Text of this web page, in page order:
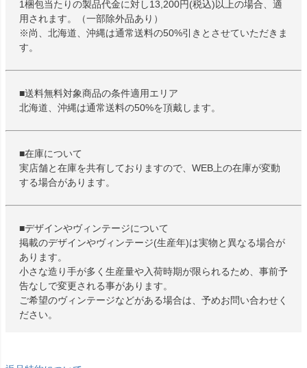
1梱包当たりの製品代金に対し13,200円(税込)以上の場合、適
用されます。（一部除外品あり）
※尚、北海道、沖縄は通常送料の50%引きとさせていただきま
す。
■送料無料対象商品の条件適用エリア
北海道、沖縄は通常送料の50%を頂戴します。
■在庫について
実店舗と在庫を共有しておりますので、WEB上の在庫が変動
する場合があります。
■デザインやヴィンテージについて
掲載のデザインやヴィンテージ(生産年)は実物と異なる場合が
あります。
小さな造り手が多く生産量や入荷時期が限られるため、事前予
告なしで変更される事があります。
ご希望のヴィンテージなどがある場合は、予めお問い合わせく
ださい。